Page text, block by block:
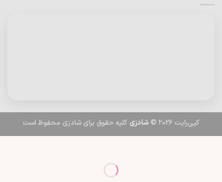
کپی‌رایت 2026 © شادزی کلیه حقوق برای شادزی محفوظ است